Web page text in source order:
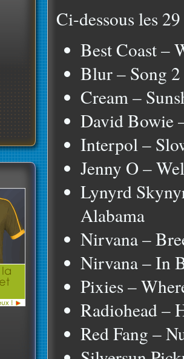
Ci-dessous les
Best Coast –
Blur – Song 2
Cream –
David Bowie
Interpol –
Jenny O –
Lynyrd
Alabama
Nirvana –
Nirvana – In
Pixies –
Radiohead –
Red Fang –